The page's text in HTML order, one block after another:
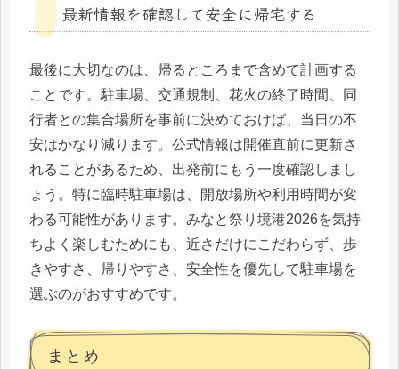
最新情報を確認して安全に帰宅する
最後に大切なのは、帰るところまで含めて計画する
ことです。駐車場、交通規制、花火の終了時間、同
行者との集合場所を事前に決めておけば、当日の不
安はかなり減ります。公式情報は開催直前に更新さ
れることがあるため、出発前にもう一度確認しまし
ょう。特に臨時駐車場は、開放場所や利用時間が変
わる可能性があります。みなと祭り境港2026を気持
ちよく楽しむためにも、近さだけにこだわらず、歩
きやすさ、帰りやすさ、安全性を優先して駐車場を
選ぶのがおすすめです。
まとめ